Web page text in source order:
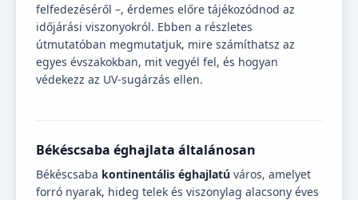
felfedezéséről –, érdemes előre tájékozódnod az
időjárási viszonyokról. Ebben a részletes
útmutatóban megmutatjuk, mire számíthatsz az
egyes évszakokban, mit vegyél fel, és hogyan
védekezz az UV-sugárzás ellen.
Békéscsaba éghajlata általánosan
Békéscsaba kontinentális éghajlatú város, amelyet
forró nyarak, hideg telek és viszonylag alacsony éves